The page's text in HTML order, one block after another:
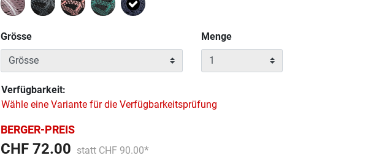
Grösse
Menge
Verfügbarkeit:
Wähle eine Variante für die Verfügbarkeitsprüfung
BERGER-PREIS
CHF 72.00 Preis reduziert von
statt CHF 90.00
An